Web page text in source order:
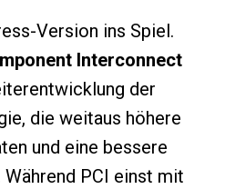
Version ins Spiel.
Interconnect
der
die weitaus höhere
und eine bessere
PCI einst mit